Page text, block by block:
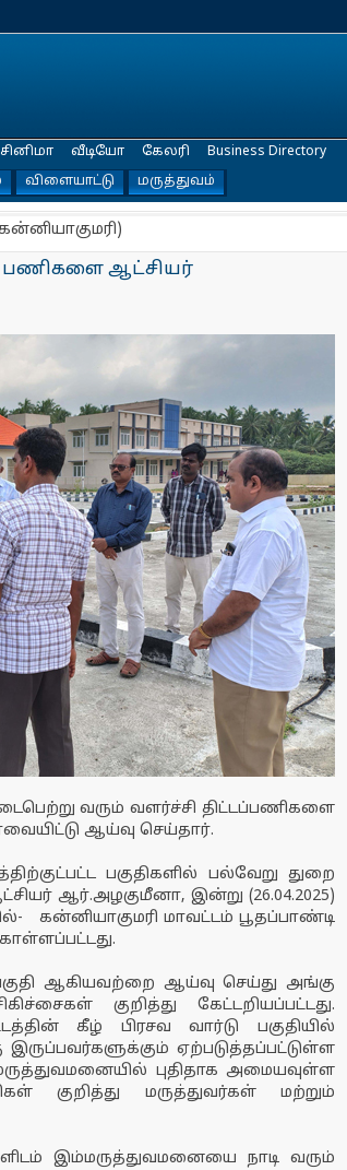
விளையாட்டு மருத்துவம்
சினிமா வீடியோ கேலரி Business Directory
பணிகளை ஆட்சியர்
வரும் வளர்ச்சி திட்டப்பணிகளை
ஆய்வு செய்தார்.
பகுதிகளில் பல்வேறு துறை
ஆர்.அழகுமீனா, இன்று (26.04.2025)
கன்னியாகுமரி மாவட்டம் பூதப்பாண்டி
பகுதி ஆகியவற்றை ஆய்வு செய்து அங்கு
குறித்து கேட்டறியப்பட்டது.
கீழ் பிரசவ வார்டு பகுதியில்
ஏற்படுத்தப்பட்டுள்ள
புதிதாக அமையவுள்ள
மருத்துவர்கள் மற்றும்
இம்மருத்துவமனையை நாடி வரும்